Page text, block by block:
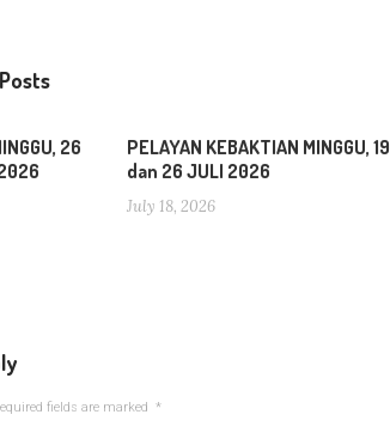
26
PELAYAN KEBAKTIAN MINGGU, 19
dan 26 JULI 2026
July 18, 2026
fields are marked *